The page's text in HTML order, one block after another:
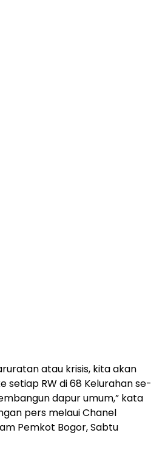
atau krisis, kita akan
setiap RW di 68 Kelurahan se-
dapur umum,” kata
pers melaui Chanel
Pemkot Bogor, Sabtu